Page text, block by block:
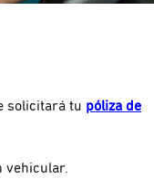
solicitará tu póliza de
vehicular.